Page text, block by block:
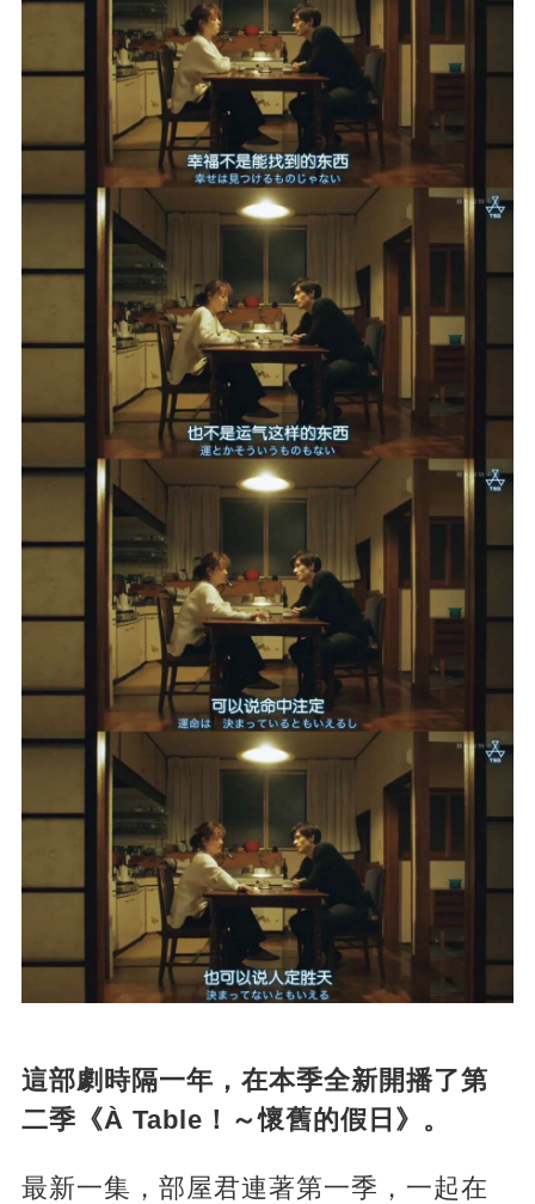
這部劇時隔一年，在本季全新開播了第
二季《À Table！～懷舊的假日》。
最新一集，部屋君連著第一季，一起在